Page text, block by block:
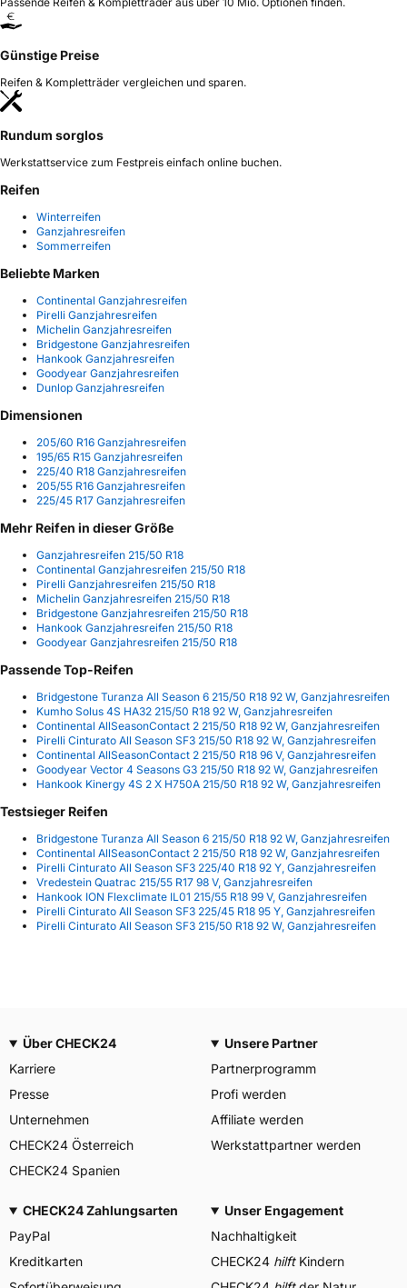
Günstige Preise
Reifen & Kompletträder vergleichen und sparen.
Rundum sorglos
Werkstattservice zum Festpreis einfach online buchen.
Reifen
Winterreifen
Ganzjahresreifen
Sommerreifen
Beliebte Marken
Continental Ganzjahresreifen
Pirelli Ganzjahresreifen
Michelin Ganzjahresreifen
Bridgestone Ganzjahresreifen
Hankook Ganzjahresreifen
Goodyear Ganzjahresreifen
Dunlop Ganzjahresreifen
Dimensionen
205/60 R16 Ganzjahresreifen
195/65 R15 Ganzjahresreifen
225/40 R18 Ganzjahresreifen
205/55 R16 Ganzjahresreifen
225/45 R17 Ganzjahresreifen
Mehr Reifen in dieser Größe
Ganzjahresreifen 215/50 R18
Continental Ganzjahresreifen 215/50 R18
Pirelli Ganzjahresreifen 215/50 R18
Michelin Ganzjahresreifen 215/50 R18
Bridgestone Ganzjahresreifen 215/50 R18
Hankook Ganzjahresreifen 215/50 R18
Goodyear Ganzjahresreifen 215/50 R18
Passende Top-Reifen
Bridgestone Turanza All Season 6 215/50 R18 92 W, Ganzjahresreifen
Kumho Solus 4S HA32 215/50 R18 92 W, Ganzjahresreifen
Continental AllSeasonContact 2 215/50 R18 92 W, Ganzjahresreifen
Pirelli Cinturato All Season SF3 215/50 R18 92 W, Ganzjahresreifen
Continental AllSeasonContact 2 215/50 R18 96 V, Ganzjahresreifen
Goodyear Vector 4 Seasons G3 215/50 R18 92 W, Ganzjahresreifen
Hankook Kinergy 4S 2 X H750A 215/50 R18 92 W, Ganzjahresreifen
Testsieger Reifen
Bridgestone Turanza All Season 6 215/50 R18 92 W, Ganzjahresreifen
Continental AllSeasonContact 2 215/50 R18 92 W, Ganzjahresreifen
Pirelli Cinturato All Season SF3 225/40 R18 92 Y, Ganzjahresreifen
Vredestein Quatrac 215/55 R17 98 V, Ganzjahresreifen
Hankook ION Flexclimate IL01 215/55 R18 99 V, Ganzjahresreifen
Pirelli Cinturato All Season SF3 225/45 R18 95 Y, Ganzjahresreifen
Pirelli Cinturato All Season SF3 215/50 R18 92 W, Ganzjahresreifen
Über CHECK24
Karriere
Presse
Unternehmen
CHECK24 Österreich
CHECK24 Spanien
Unsere Partner
Partnerprogramm
Profi werden
Affiliate werden
Werkstattpartner werden
CHECK24 Zahlungsarten
PayPal
Kreditkarten
Unser Engagement
Nachhaltigkeit
CHECK24 hilftKindern